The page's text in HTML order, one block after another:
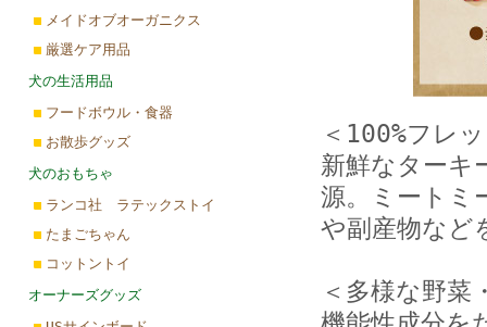
メイドオブオーガニクス
厳選ケア用品
犬の生活用品
フードボウル・食器
お散歩グッズ
犬のおもちゃ
ランコ社 ラテックストイ
たまごちゃん
コットントイ
オーナーズグッズ
＜100%フレ
新鮮なターキ
源。ミートミ
や副産物など
＜多様な野菜